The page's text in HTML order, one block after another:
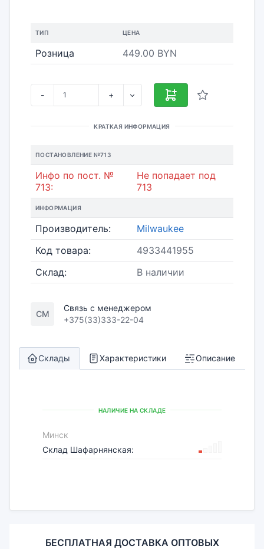
ТИП ЦЕНА
Розница 449.00 BYN
- +
КРАТКАЯ ИНФОРМАЦИЯ
ПОСТАНОВЛЕНИЕ №713
Инфо по пост. №
713:
Не попадает под
713
ИНФОРМАЦИЯ
Производитель:
Milwaukee
Код товара:
4933441955
Склад:
В наличии
СМ
Связь с менеджером
+375(33)333-22-04
Склады Характеристики Описание
НАЛИЧИЕ НА СКЛАДЕ
Минск
Склад Шафарнянская:
БЕСПЛАТНАЯ ДОСТАВКА ОПТОВЫХ